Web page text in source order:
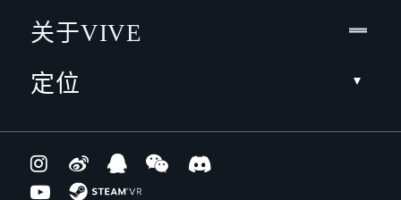
关于VIVE
定位